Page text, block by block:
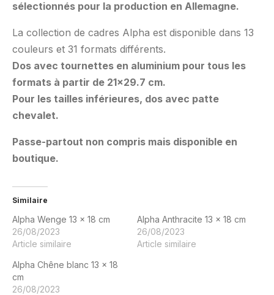
sélectionnés pour la production en Allemagne.
La collection de cadres Alpha est disponible dans 13
couleurs et 31 formats différents.
Dos avec tournettes en aluminium pour tous les
formats à partir de 21×29.7 cm.
Pour les tailles inférieures, dos avec patte
chevalet.
Passe-partout non compris mais disponible en
boutique.
Similaire
Alpha Wenge 13 x 18 cm
26/08/2023
Article similaire
Alpha Anthracite 13 x 18 cm
26/08/2023
Article similaire
Alpha Chêne blanc 13 x 18
cm
26/08/2023